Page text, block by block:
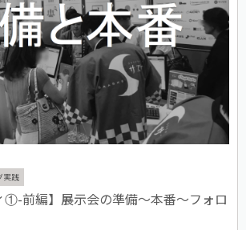
実践
①-前編】展示会の準備〜本番〜フォロ